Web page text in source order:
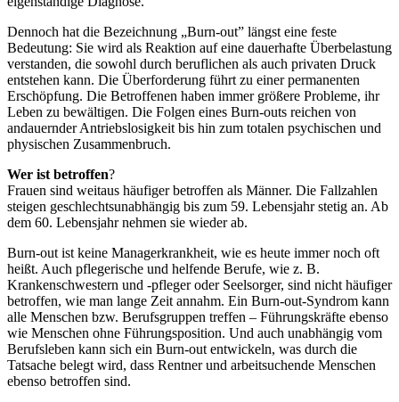
Dennoch hat die Bezeichnung „Burn-out” längst eine feste
Bedeutung: Sie wird als Reaktion auf eine dauerhafte Überbelastung
verstanden, die sowohl durch beruflichen als auch privaten Druck
entstehen kann. Die Überforderung führt zu einer permanenten
Erschöpfung. Die Betroffenen haben immer größere Probleme, ihr
Leben zu bewältigen. Die Folgen eines Burn-outs reichen von
andauernder Antriebslosigkeit bis hin zum totalen psychischen und
physischen Zusammenbruch.
Wer ist betroffen?
Frauen sind weitaus häufiger betroffen als Männer. Die Fallzahlen
steigen geschlechtsunabhängig bis zum 59. Lebensjahr stetig an. Ab
dem 60. Lebensjahr nehmen sie wieder ab.
Burn-out ist keine Managerkrankheit, wie es heute immer noch oft
heißt. Auch pflegerische und helfende Berufe, wie z. B.
Krankenschwestern und -pfleger oder Seelsorger, sind nicht häufiger
betroffen, wie man lange Zeit annahm. Ein Burn-out-Syndrom kann
alle Menschen bzw. Berufsgruppen treffen – Führungskräfte ebenso
wie Menschen ohne Führungsposition. Und auch unabhängig vom
Berufsleben kann sich ein Burn-out entwickeln, was durch die
Tatsache belegt wird, dass Rentner und arbeitsuchende Menschen
ebenso betroffen sind.